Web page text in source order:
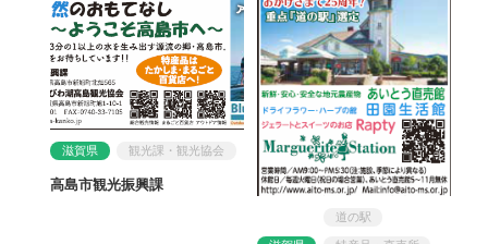
滋賀県 観光課・観光協会
高島市観光振興課
道の駅